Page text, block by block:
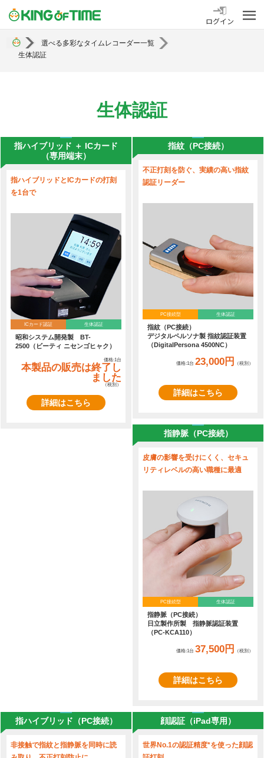
勤怠管理システム KING OF TIME
ログイン
選べる多彩なタイムレコーダー一覧
生体認証
生体認証
指ハイブリッド ＋ ICカード
（専用端末）
指ハイブリッドとICカードの打刻
を1台で
ICカード認証 生体認証
昭和システム開発製 BT-
2500（ビーティ ニセンゴヒャク）
価格:1台
本製品の販売は終了し
ました
（税別）
詳細はこちら
指紋（PC接続）
不正打刻を防ぐ、実績の高い指紋
認証リーダー
PC接続型 生体認証
指紋（PC接続）
デジタルペルソナ製 指紋認証装置
（DigitalPersona 4500NC）
価格:1台 23,000円 （税別）
詳細はこちら
指静脈（PC接続）
皮膚の影響を受けにくく、セキュ
リティレベルの高い職種に最適
PC接続型 生体認証
指静脈（PC接続）
日立製作所製 指静脈認証装置
（PC-KCA110）
価格:1台 37,500円 （税別）
詳細はこちら
指ハイブリッド（PC接続）
非接触で指紋と指静脈を同時に読
顔認証（iPad専用）
世界No.1の認証精度*を使った顔認